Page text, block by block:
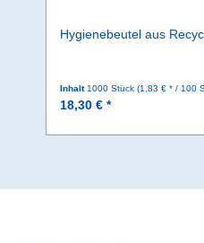
Hygienebeutel aus
Inhalt 1000 Stück (1,83 € * / 100
18,30 € *